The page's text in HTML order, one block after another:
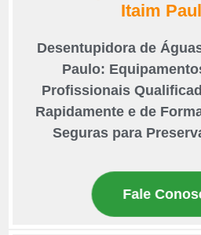
Itaim
Desentupidora de
Paulo:
Profissionais
Rapidamente e de
Seguras para
Fale